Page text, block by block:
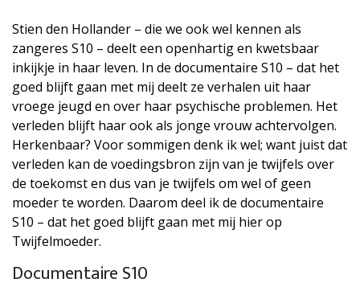
Stien den Hollander – die we ook wel kennen als
zangeres S10 – deelt een openhartig en kwetsbaar
inkijkje in haar leven. In de documentaire S10 – dat het
goed blijft gaan met mij deelt ze verhalen uit haar
vroege jeugd en over haar psychische problemen. Het
verleden blijft haar ook als jonge vrouw achtervolgen.
Herkenbaar? Voor sommigen denk ik wel; want juist dat
verleden kan de voedingsbron zijn van je twijfels over
de toekomst en dus van je twijfels om wel of geen
moeder te worden. Daarom deel ik de documentaire
S10 – dat het goed blijft gaan met mij hier op
Twijfelmoeder.
Documentaire S10